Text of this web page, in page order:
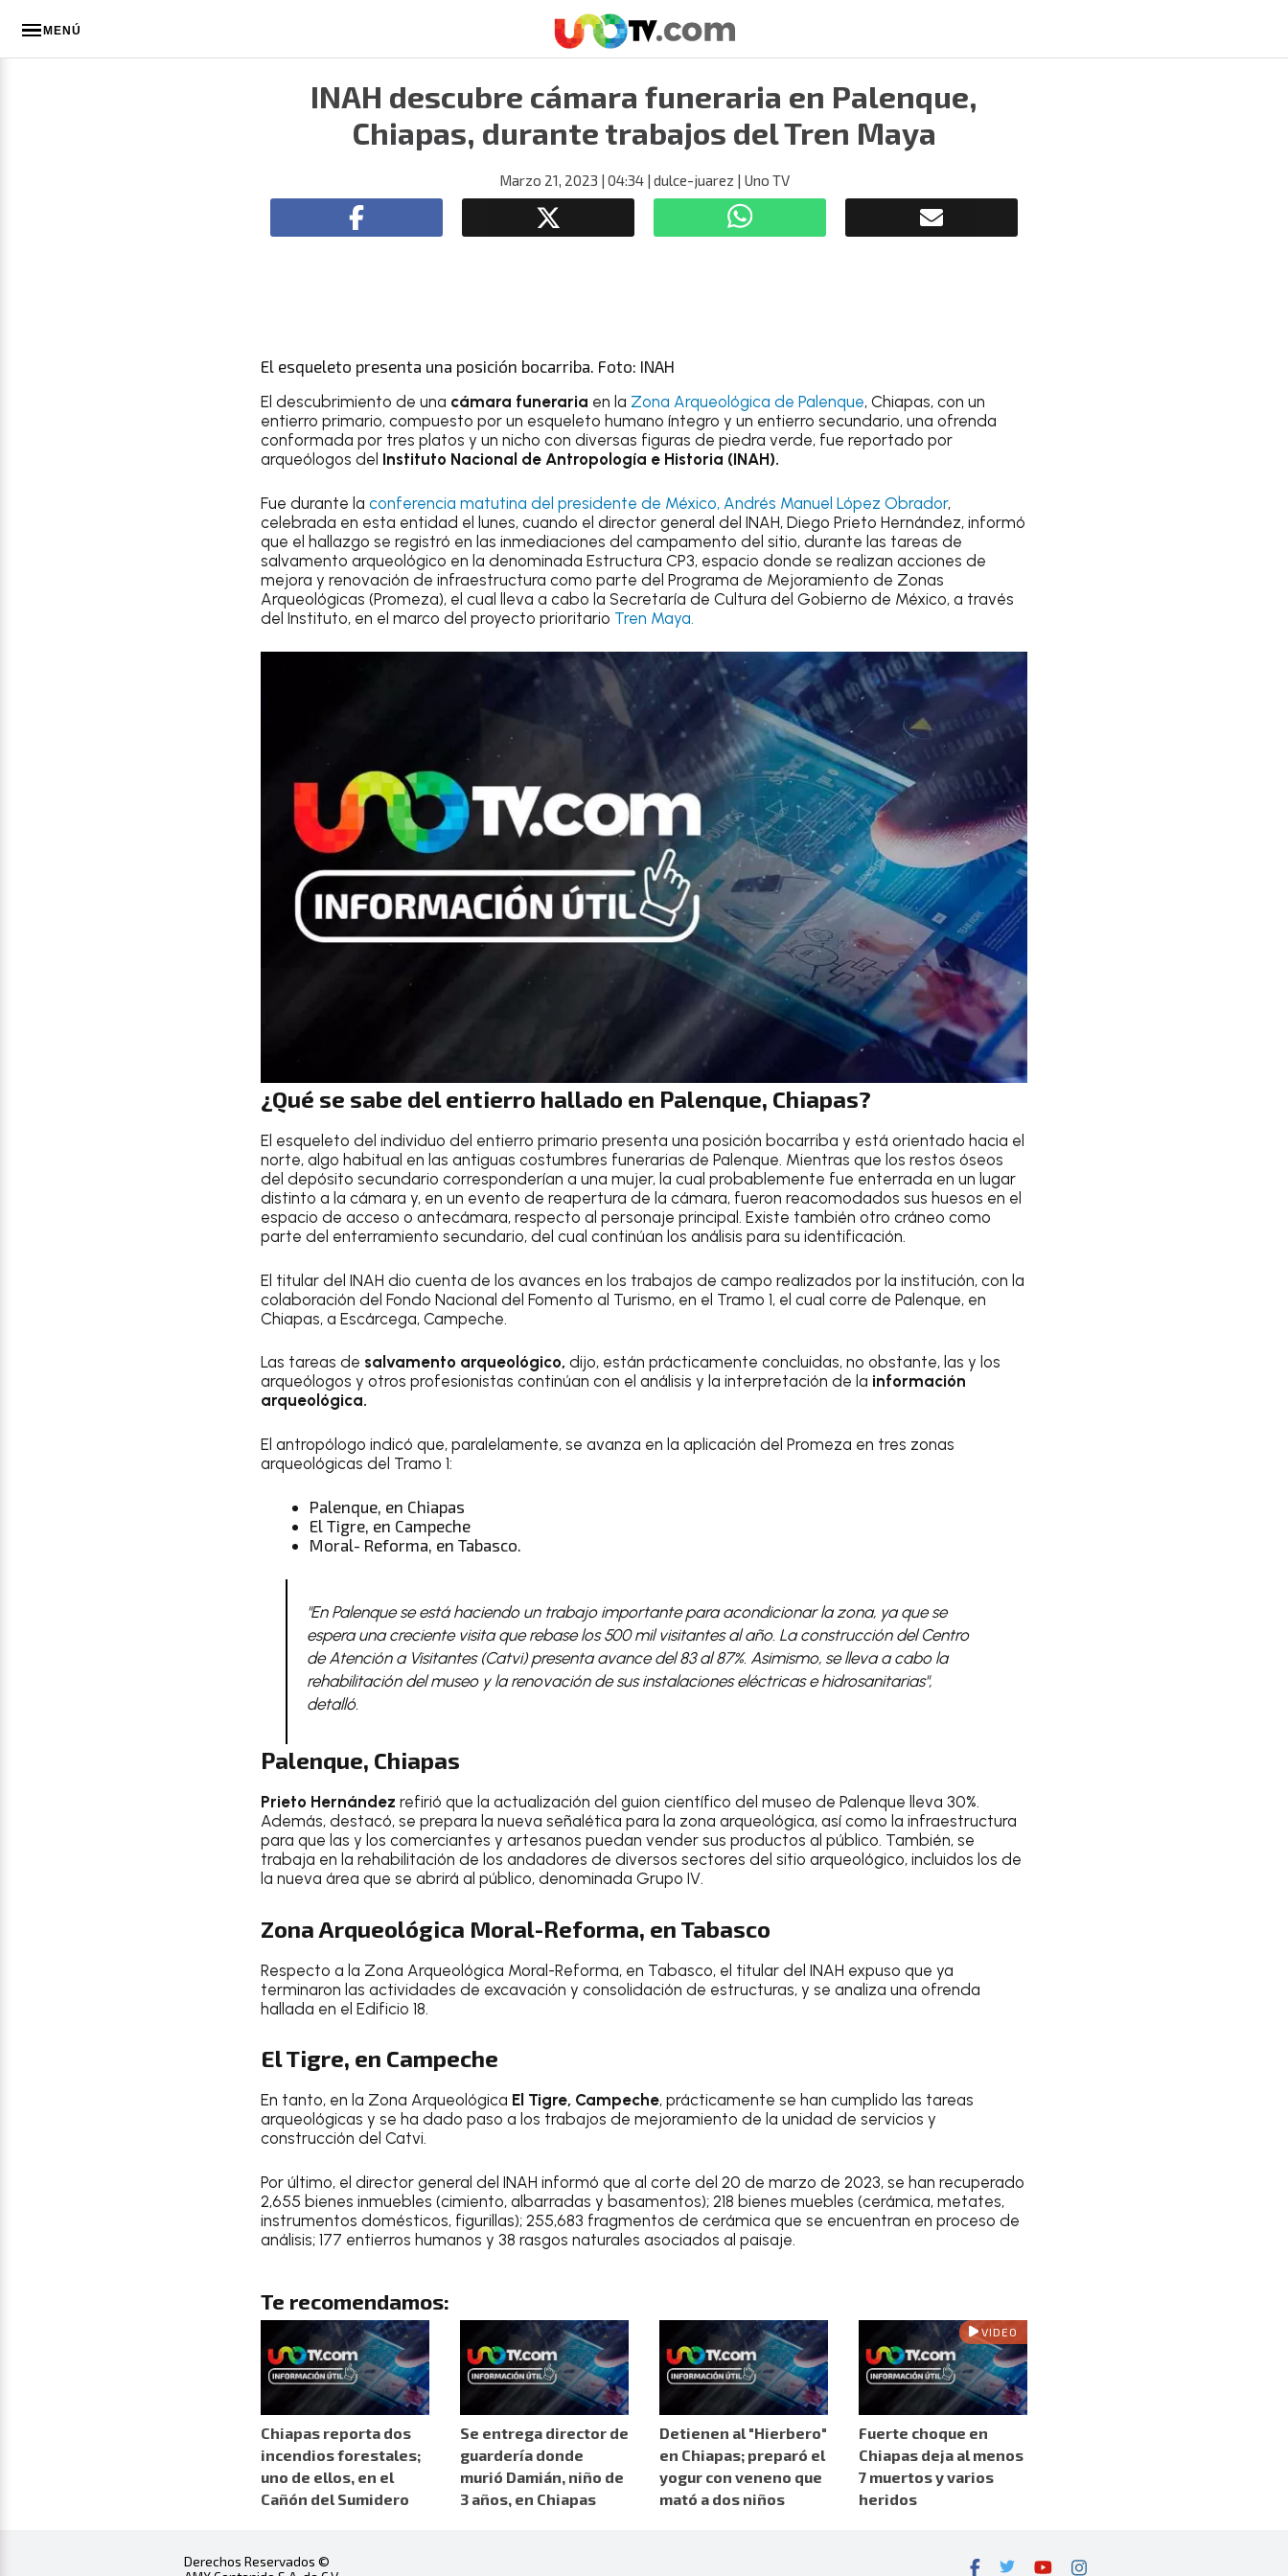
MENÚ
INAH descubre cámara funeraria en Palenque,
Chiapas, durante trabajos del Tren Maya
Marzo 21, 2023 | 04:34| dulce-juarez | Uno TV
El esqueleto presenta una posición bocarriba. Foto: INAH
El descubrimiento de una cámara funeraria en la Zona Arqueológica de Palenque, Chiapas, con un
entierro primario, compuesto por un esqueleto humano íntegro y un entierro secundario, una ofrenda
conformada por tres platos y un nicho con diversas figuras de piedra verde, fue reportado por
arqueólogos del Instituto Nacional de Antropología e Historia (INAH).
Fue durante la conferencia matutina del presidente de México, Andrés Manuel López Obrador,
celebrada en esta entidad el lunes, cuando el director general del INAH, Diego Prieto Hernández, informó
que el hallazgo se registró en las inmediaciones del campamento del sitio, durante las tareas de
salvamento arqueológico en la denominada Estructura CP3, espacio donde se realizan acciones de
mejora y renovación de infraestructura como parte del Programa de Mejoramiento de Zonas
Arqueológicas (Promeza), el cual lleva a cabo la Secretaría de Cultura del Gobierno de México, a través
del Instituto, en el marco del proyecto prioritario Tren Maya.
¿Qué se sabe del entierro hallado en Palenque, Chiapas?
El esqueleto del individuo del entierro primario presenta una posición bocarriba y está orientado hacia el
norte, algo habitual en las antiguas costumbres funerarias de Palenque. Mientras que los restos óseos
del depósito secundario corresponderían a una mujer, la cual probablemente fue enterrada en un lugar
distinto a la cámara y, en un evento de reapertura de la cámara, fueron reacomodados sus huesos en el
espacio de acceso o antecámara, respecto al personaje principal. Existe también otro cráneo como
parte del enterramiento secundario, del cual continúan los análisis para su identificación.
El titular del INAH dio cuenta de los avances en los trabajos de campo realizados por la institución, con la
colaboración del Fondo Nacional del Fomento al Turismo, en el Tramo 1, el cual corre de Palenque, en
Chiapas, a Escárcega, Campeche.
Las tareas de salvamento arqueológico, dijo, están prácticamente concluidas, no obstante, las y los
arqueólogos y otros profesionistas continúan con el análisis y la interpretación de la información
arqueológica.
El antropólogo indicó que, paralelamente, se avanza en la aplicación del Promeza en tres zonas
arqueológicas del Tramo 1:
Palenque, en Chiapas
El Tigre, en Campeche
Moral- Reforma, en Tabasco.
"En Palenque se está haciendo un trabajo importante para acondicionar la zona, ya que se
espera una creciente visita que rebase los 500 mil visitantes al año. La construcción del Centro
de Atención a Visitantes (Catvi) presenta avance del 83 al 87%. Asimismo, se lleva a cabo la
rehabilitación del museo y la renovación de sus instalaciones eléctricas e hidrosanitarias",
detalló.
Palenque, Chiapas
Prieto Hernández refirió que la actualización del guion científico del museo de Palenque lleva 30%.
Además, destacó, se prepara la nueva señalética para la zona arqueológica, así como la infraestructura
para que las y los comerciantes y artesanos puedan vender sus productos al público. También, se
trabaja en la rehabilitación de los andadores de diversos sectores del sitio arqueológico, incluidos los de
la nueva área que se abrirá al público, denominada Grupo IV.
Zona Arqueológica Moral-Reforma, en Tabasco
Respecto a la Zona Arqueológica Moral-Reforma, en Tabasco, el titular del INAH expuso que ya
terminaron las actividades de excavación y consolidación de estructuras, y se analiza una ofrenda
hallada en el Edificio 18.
El Tigre, en Campeche
En tanto, en la Zona Arqueológica El Tigre, Campeche, prácticamente se han cumplido las tareas
arqueológicas y se ha dado paso a los trabajos de mejoramiento de la unidad de servicios y
construcción del Catvi.
Por último, el director general del INAH informó que al corte del 20 de marzo de 2023, se han recuperado
2,655 bienes inmuebles (cimiento, albarradas y basamentos); 218 bienes muebles (cerámica, metates,
instrumentos domésticos, figurillas); 255,683 fragmentos de cerámica que se encuentran en proceso de
análisis; 177 entierros humanos y 38 rasgos naturales asociados al paisaje.
Te recomendamos:
Chiapas reporta dos
incendios forestales;
uno de ellos, en el
Cañón del Sumidero
Se entrega director de
guardería donde
murió Damián, niño de
3 años, en Chiapas
Detienen al "Hierbero"
en Chiapas; preparó el
yogur con veneno que
mató a dos niños
VIDEO
Fuerte choque en
Chiapas deja al menos
7 muertos y varios
heridos
Derechos Reservados ©